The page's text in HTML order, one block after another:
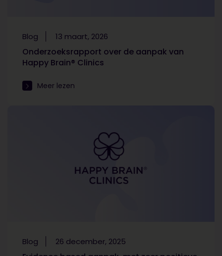
Blog 13 maart, 2026
Onderzoeksrapport over de aanpak van
Happy Brain® Clinics
Meer lezen
Blog 26 december, 2025